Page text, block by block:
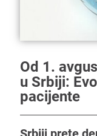
Od 1.
u Srbiji:
pacijente